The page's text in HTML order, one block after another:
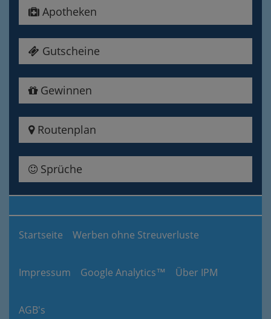
Apotheken
Gutscheine
Gewinnen
Routenplan
Sprüche
Startseite Werben ohne Streuverluste
Impressum Google Analytics™ Über IPM
AGB's